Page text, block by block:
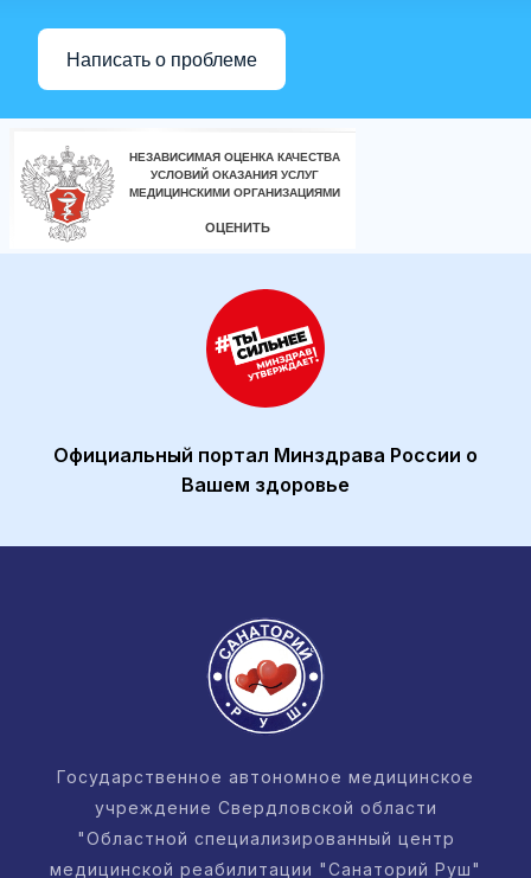
Написать о проблеме
Официальный портал Минздрава России о
Вашем здоровье
Государственное автономное медицинское
учреждение Свердловской области
"Областной специализированный центр
медицинской реабилитации "Санаторий Руш"